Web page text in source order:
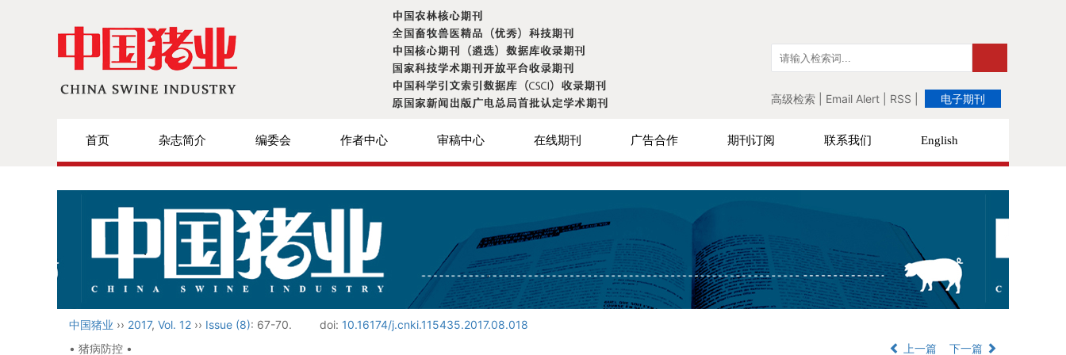
高级检索 Email Alert RSS 电子期刊
首页 杂志简介 编委会 作者中心 审稿中心 在线期刊 广告合作 期刊订阅 联系我们 English
中国猪业 ›› 2017, Vol. 12 ›› Issue (8): 67-70. doi: 10.16174/j.cnki.115435.2017.08.018
• 猪病防控 •
上一篇 下一篇